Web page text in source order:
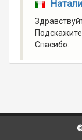
Натали
Спасибо.